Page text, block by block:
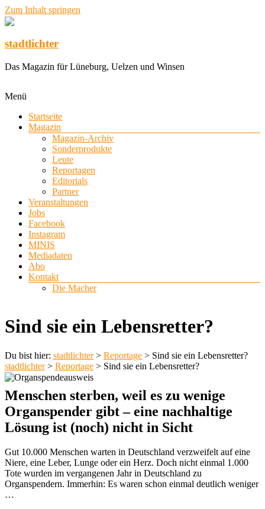
Zum Inhalt springen
stadtlichter
Das Magazin für Lüneburg, Uelzen und Winsen
Menü
Startseite
Magazin
Magazin-Archiv
Sonderprodukte
Leute
Reportagen
Editorials
Partner
Veranstaltungen
Jobs
Facebook
Instagram
MINIS
Mediadaten
Abo
Kontakt
Die Macher
Sind sie ein Lebensretter?
Du bist hier: stadtlichter> Reportage > Sind sie ein Lebensretter?
stadtlichter> Reportage > Sind sie ein Lebensretter?
Menschen sterben, weil es zu wenige
Organspender gibt – eine nachhaltige
Lösung ist (noch) nicht in Sicht
Gut 10.000 Menschen warten in Deutschland verzweifelt auf eine
Niere, eine Leber, Lunge oder ein Herz. Doch nicht einmal 1.000
Tote wurden im vergangenen Jahr in Deutschland zu
Organspendern. Immerhin: Es waren schon einmal deutlich weniger
…